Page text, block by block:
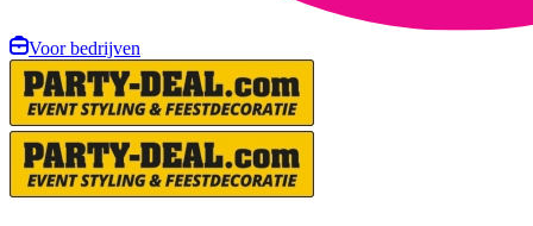
Voor bedrijven